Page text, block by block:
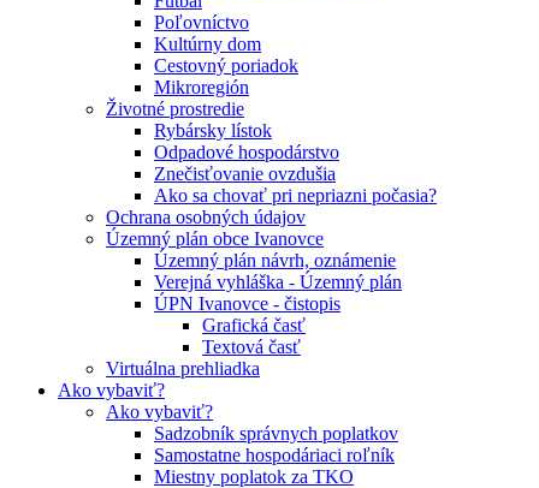
Poľovníctvo
Kultúrny dom
Cestovný poriadok
Mikroregión
Životné prostredie
Rybársky lístok
Odpadové hospodárstvo
Znečisťovanie ovzdušia
Ako sa chovať pri nepriazni počasia?
Ochrana osobných údajov
Územný plán obce Ivanovce
Územný plán návrh, oznámenie
Verejná vyhláška - Územný plán
ÚPN Ivanovce - čistopis
Grafická časť
Textová časť
Virtuálna prehliadka
Ako vybaviť?
Ako vybaviť?
Sadzobník správnych poplatkov
Samostatne hospodáriaci roľník
Miestny poplatok za TKO